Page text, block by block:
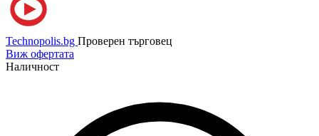
Technopolis.bg Проверен търговец
Виж офертата
Наличност